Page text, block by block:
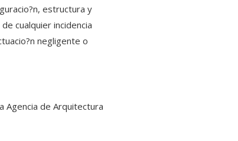
estructura y
cualquier incidencia
negligente o
Agencia de Arquitectura